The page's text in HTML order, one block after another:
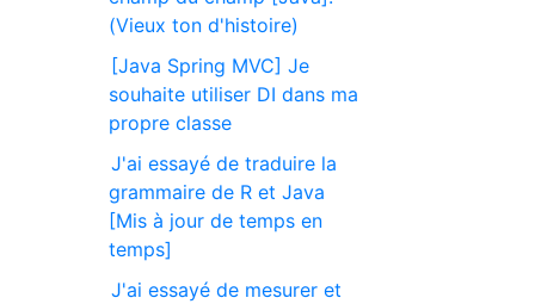
(Vieux ton d'histoire)
[Java Spring MVC] Je
souhaite utiliser DI dans ma
propre classe
J'ai essayé de traduire la
grammaire de R et Java
[Mis à jour de temps en
temps]
J'ai essayé de mesurer et